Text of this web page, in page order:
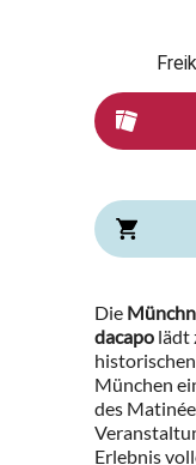
Die
dacapo lädt
München
des
Erlebnis